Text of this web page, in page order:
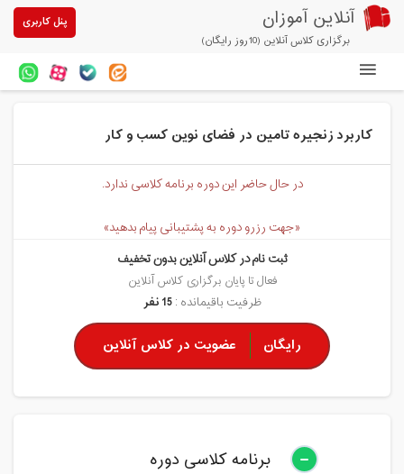
آنلاین آموزان
برگزاری کلاس آنلاین (10روز رایگان)
پنل کاربری
آزمون های آنلاین
مقالات آنلاین آموزان
پیشنهادهای ویژه
تخفیفهای مشارکتی
درباره ما
کاربرد زنجیره تامین در فضای نوین کسب و کار
در حال حاضر این دوره برنامه کلاسی ندارد.
«جهت رزرو دوره به پشتیبانی پیام بدهید»
ثبت نام در کلاس آنلاین بدون تخفیف
فعال تا پایان برگزاری کلاس آنلاین
ظرفیت باقیمانده :15 نفر
رایگان عضویت در کلاس آنلاین
برنامه کلاسی دوره